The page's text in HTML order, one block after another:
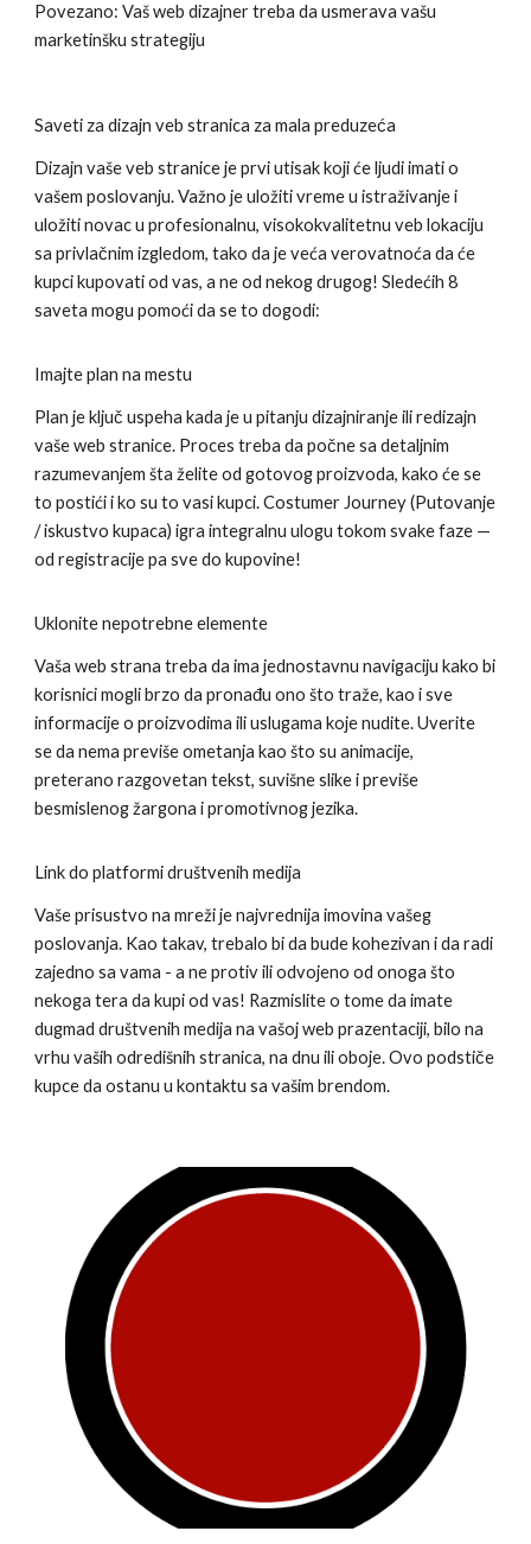
Povezano: Vaš web dizajner treba da usmerava vašu
marketinšku strategiju
Saveti za dizajn veb stranica za mala preduzeća
Dizajn vaše veb stranice je prvi utisak koji će ljudi imati o
vašem poslovanju. Važno je uložiti vreme u istraživanje i
uložiti novac u profesionalnu, visokokvalitetnu veb lokaciju
sa privlačnim izgledom, tako da je veća verovatnoća da će
kupci kupovati od vas, a ne od nekog drugog! Sledećih 8
saveta mogu pomoći da se to dogodi:
Imajte plan na mestu
Plan je ključ uspeha kada je u pitanju dizajniranje ili redizajn
vaše web stranice. Proces treba da počne sa detaljnim
razumevanjem šta želite od gotovog proizvoda, kako će se
to postići i ko su to vasi kupci. Costumer Journey (Putovanje
/ iskustvo kupaca) igra integralnu ulogu tokom svake faze —
od registracije pa sve do kupovine!
Uklonite nepotrebne elemente
Vaša web strana treba da ima jednostavnu navigaciju kako bi
korisnici mogli brzo da pronađu ono što traže, kao i sve
informacije o proizvodima ili uslugama koje nudite. Uverite
se da nema previše ometanja kao što su animacije,
preterano razgovetan tekst, suvišne slike i previše
besmislenog žargona i promotivnog jezika.
Link do platformi društvenih medija
Vaše prisustvo na mreži je najvrednija imovina vašeg
poslovanja. Kao takav, trebalo bi da bude kohezivan i da radi
zajedno sa vama - a ne protiv ili odvojeno od onoga što
nekoga tera da kupi od vas! Razmislite o tome da imate
dugmad društvenih medija na vašoj web prazentaciji, bilo na
vrhu vaših odredišnih stranica, na dnu ili oboje. Ovo podstiče
kupce da ostanu u kontaktu sa vašim brendom.